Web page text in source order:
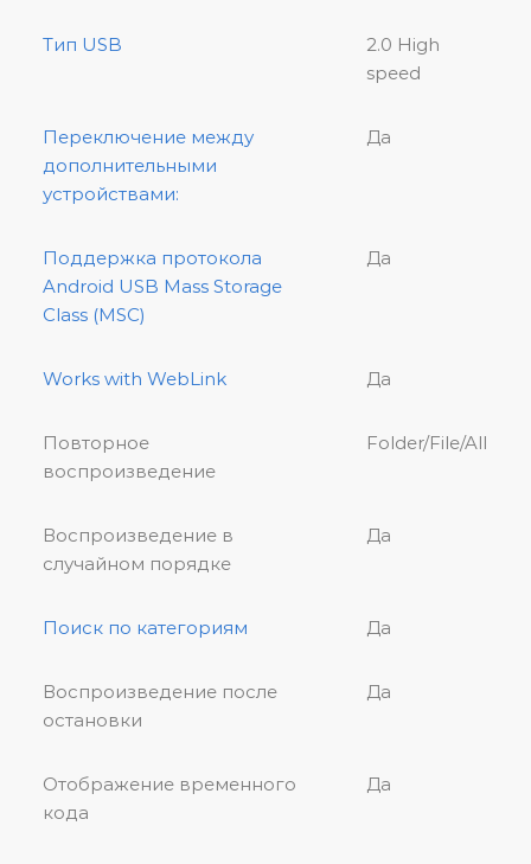
Тип USB
2.0 High
speed
Переключение между
дополнительными
устройствами:
Да
Поддержка протокола
Android USB Mass Storage
Class (MSC)
Да
Works with WebLink Да
Повторное
воспроизведение
Folder/File/All
Воспроизведение в
случайном порядке
Да
Поиск по категориям Да
Воспроизведение после
остановки
Да
Отображение временного
кода
Да